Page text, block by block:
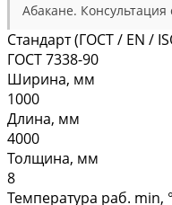
Абакане.
Стандарт (ГОСТ / EN /
ГОСТ 7338-90
Ширина, мм
1000
Длина, мм
4000
Толщина, мм
8
Температура раб. min,